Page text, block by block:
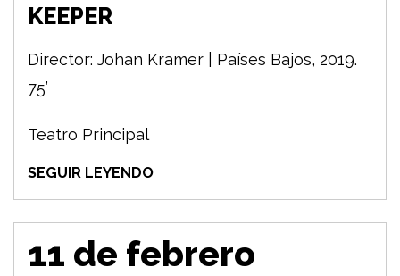
KEEPER
Director: Johan Kramer | Países Bajos, 2019.
75’
Teatro Principal
SEGUIR LEYENDO
11 de febrero